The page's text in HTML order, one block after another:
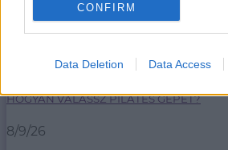
CONFIRM
Data Deletion Data Access
HOGYAN VÁLASSZ PILATES GÉPET?
8/9/26